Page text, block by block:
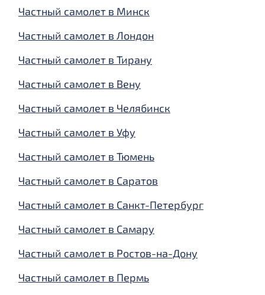
Частный самолет в Минск
Частный самолет в Лондон
Частный самолет в Тирану
Частный самолет в Вену
Частный самолет в Челябинск
Частный самолет в Уфу
Частный самолет в Тюмень
Частный самолет в Саратов
Частный самолет в Санкт-Петербург
Частный самолет в Самару
Частный самолет в Ростов-на-Дону
Частный самолет в Пермь